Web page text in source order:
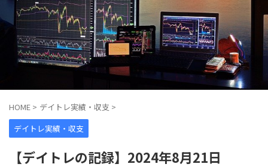
HOME > デイトレ実績・収支 >
デイトレ実績・収支
【デイトレの記録】2024年8月21日